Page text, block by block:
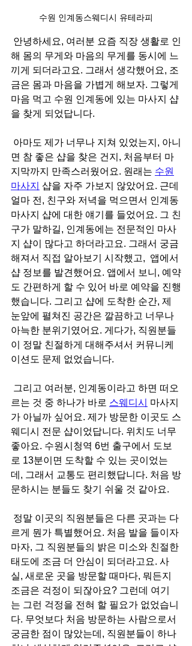
수원 인계동스웨디시 유테라피
해 몸의 무게와 마음의 무게를 동시에 느
끼게 되더라고요. 그래서 생각했어요, 조
금은 몸과 마음을 가볍게 해보자. 그렇게
마음 먹고 수원 인계동에 있는 마사지 샵
을 찾게 되었답니다.
면 참 좋은 샵을 찾은 건지, 처음부터 마
지막까지 만족스러웠어요. 원래는 수원
마사지 샵을 자주 가보지 않았어요. 근데
얼마 전, 친구와 저녁을 먹으면서 인계동
마사지 샵에 대한 얘기를 들었어요. 그 친
구가 말하길, 인계동에는 전문적인 마사
지 샵이 많다고 하더라고요. 그래서 궁금
해져서 직접 알아보기 시작했고,  앱에서
샵 정보를 발견했어요. 앱에서 보니, 예약
도 간편하게 할 수 있어 바로 예약을 진행
했습니다. 그리고 샵에 도착한 순간, 제
눈앞에 펼쳐진 공간은 깔끔하고 너무나
아늑한 분위기였어요. 게다가, 직원분들
이 정말 친절하게 대해주셔서 커뮤니케
이션도 문제 없었습니다.
르는 것 중 하나가 바로 스웨디시
마사지
가 아닐까 싶어요. 제가 방문한 이곳도 스
웨디시 전문 샵이었답니다. 위치도 너무
좋아요. 수원시청역 6번 출구에서 도보
로 13분이면 도착할 수 있는 곳이었는
데, 그래서 교통도 편리했답니다. 처음 방
문하시는 분들도 찾기 쉬울 것 같아요.
르게 뭔가 특별했어요. 처음 발을 들이자
마자, 그 직원분들의 밝은 미소와 친절한
태도에 조금 더 안심이 되더라고요. 사
실, 새로운 곳을 방문할 때마다, 뭐든지
조금은 걱정이 되잖아요? 그런데 여기
는 그런 걱정을 전혀 할 필요가 없었습니
다. 무엇보다 처음 방문하는 사람으로서
궁금한 점이 많았는데, 직원분들이 하나